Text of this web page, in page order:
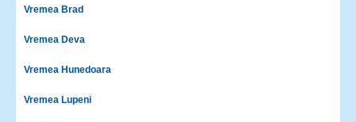
Vremea Brad
Vremea Deva
Vremea Hunedoara
Vremea Lupeni